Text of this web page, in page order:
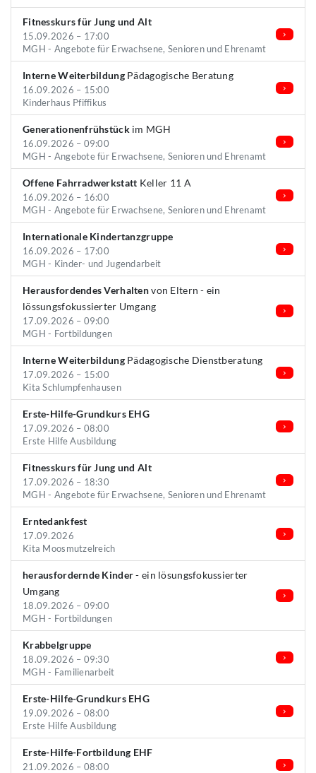
Fitnesskurs für Jung und Alt
15.09.2026 – 17:00
MGH - Angebote für Erwachsene, Senioren und Ehrenamt
Interne WeiterbildungPädagogische Beratung
16.09.2026 – 15:00
Kinderhaus Pfiffikus
Generationenfrühstückim MGH
16.09.2026 – 09:00
MGH - Angebote für Erwachsene, Senioren und Ehrenamt
Offene Fahrradwerkstatt Keller 11 A
16.09.2026 – 16:00
MGH - Angebote für Erwachsene, Senioren und Ehrenamt
Internationale Kindertanzgruppe
16.09.2026 – 17:00
MGH - Kinder- und Jugendarbeit
Herausfordendes Verhaltenvon Eltern - ein
lössungsfokussierter Umgang
17.09.2026 – 09:00
MGH - Fortbildungen
Interne WeiterbildungPädagogische Dienstberatung
17.09.2026 – 15:00
Kita Schlumpfenhausen
Erste-Hilfe-Grundkurs EHG
17.09.2026 – 08:00
Erste Hilfe Ausbildung
Fitnesskurs für Jung und Alt
17.09.2026 – 18:30
MGH - Angebote für Erwachsene, Senioren und Ehrenamt
Erntedankfest
17.09.2026
Kita Moosmutzelreich
herausfordernde Kinder- ein lösungsfokussierter
Umgang
18.09.2026 – 09:00
MGH - Fortbildungen
Krabbelgruppe
18.09.2026 – 09:30
MGH - Familienarbeit
Erste-Hilfe-Grundkurs EHG
19.09.2026 – 08:00
Erste Hilfe Ausbildung
Erste-Hilfe-Fortbildung EHF
21.09.2026 – 08:00